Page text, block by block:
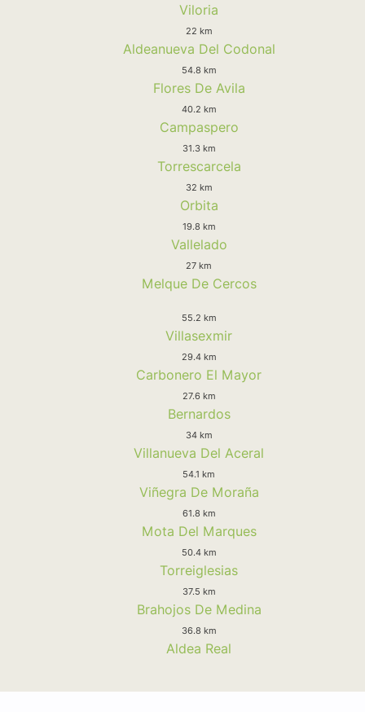
Viloria
22 km
Aldeanueva Del Codonal
54.8 km
Flores De Avila
40.2 km
Campaspero
31.3 km
Torrescarcela
32 km
Orbita
19.8 km
Vallelado
27 km
Melque De Cercos
55.2 km
Villasexmir
29.4 km
Carbonero El Mayor
27.6 km
Bernardos
34 km
Villanueva Del Aceral
54.1 km
Viñegra De Moraña
61.8 km
Mota Del Marques
50.4 km
Torreiglesias
37.5 km
Brahojos De Medina
36.8 km
Aldea Real